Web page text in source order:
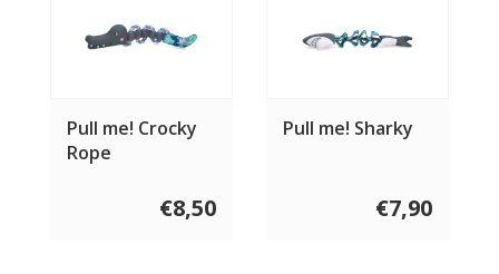
Pull me! Crocky
Rope
€8,50
Pull me! Sharky
€7,90